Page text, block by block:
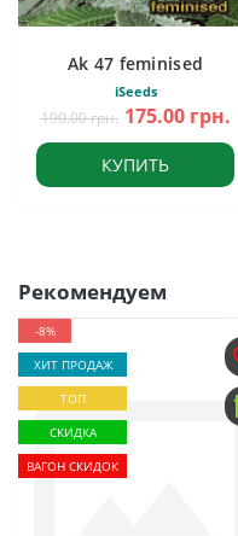
Ak 47 feminised
iSeeds
190.00 грн. 175.00 грн.
КУПИТЬ
Рекомендуем
-8%
ХИТ ПРОДАЖ
ТОП
СКИДКА
ВАГОН СКИДОК